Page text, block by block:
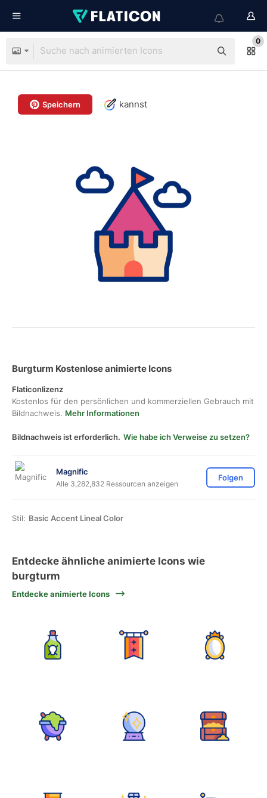
0
Speichern kannst
Burgturm Kostenlose animierte Icons
Flaticonlizenz
Kostenlos für den persönlichen und kommerziellen Gebrauch mit
Bildnachweis. Mehr Informationen
Bildnachweis ist erforderlich. Wie habe ich Verweise zu setzen?
Magnific
Alle 3,282,832 Ressourcen anzeigen
Folgen
Stil: Basic Accent Lineal Color
Entdecke ähnliche animierte Icons wie
burgturm
Entdecke animierte Icons